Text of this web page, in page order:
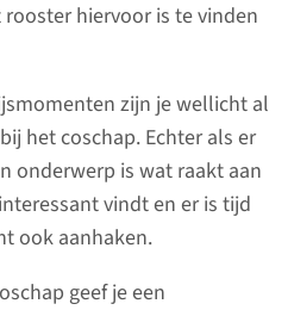
hiervoor is te vinden
zijn je wellicht al
het coschap. Echter als er
onderwerp is wat raakt aan
vindt en er is tijd
ook aanhaken.
geef je een
harte welkom
Pantein